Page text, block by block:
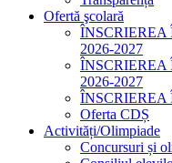
Ofertă şcolară
2026-2027
2026-2027
Oferta CDȘ
Activități/Olimpiade
Concursuri și